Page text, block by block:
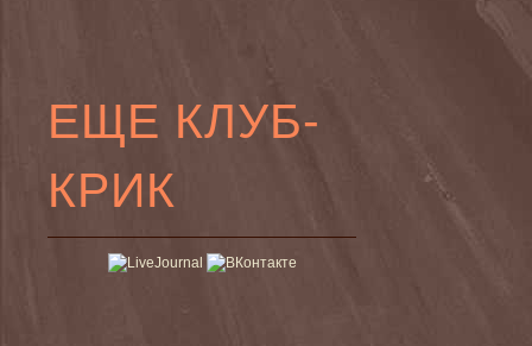
ЕЩЕ КЛУБ-
КРИК